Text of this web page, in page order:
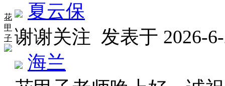
花
甲
子
夏云保
谢谢关注 发表于 2026-
海兰